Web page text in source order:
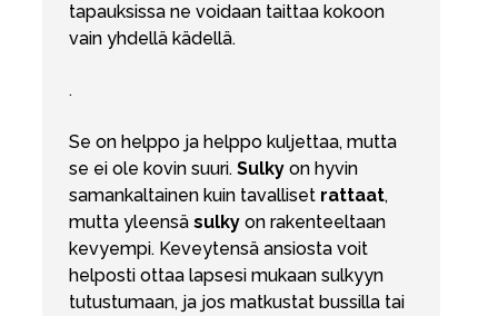
tapauksissa ne voidaan taittaa kokoon
vain yhdellä kädellä.
.
Se on helppo ja helppo kuljettaa, mutta
se ei ole kovin suuri. Sulky on hyvin
samankaltainen kuin tavalliset rattaat,
mutta yleensä sulky on rakenteeltaan
kevyempi. Keveytensä ansiosta voit
helposti ottaa lapsesi mukaan sulkyyn
tutustumaan, ja jos matkustat bussilla tai